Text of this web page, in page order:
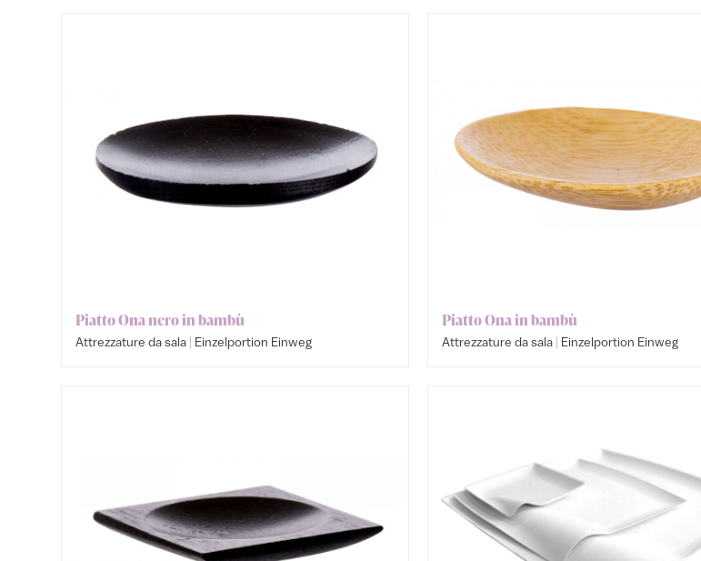
Piatto Ona nero in bambù
Attrezzature da sala | Einzelportion Einweg
Piatto Ona in bambù
Attrezzature da sala | Einzelportion Einweg